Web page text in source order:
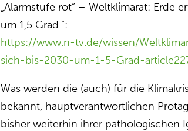
„Alarmstufe rot” – Weltklimarat: Erde
um 1,5 Grad.”:
https://www.n-tv.de/wissen/
sich-bis-2030-um-1-5-Grad-
Was werden die (auch) für die
bekannt, hauptverantwortlichen
bisher weiterhin ihrer pathologischen